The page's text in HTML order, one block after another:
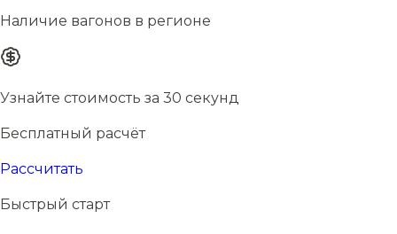
Наличие вагонов в регионе
Узнайте стоимость за 30 секунд
Бесплатный расчёт
Рассчитать
Быстрый старт